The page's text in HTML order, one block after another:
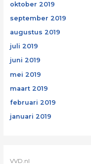
oktober 2019
september 2019
augustus 2019
juli 2019
juni 2019
mei 2019
maart 2019
februari 2019
januari 2019
VVD.nl